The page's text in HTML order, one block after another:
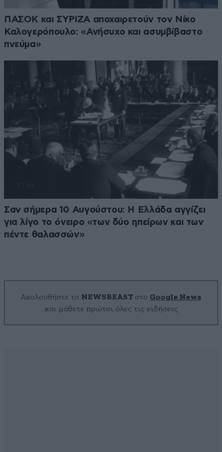
ΠΑΣΟΚ και ΣΥΡΙΖΑ αποχαιρετούν τον Νίκο
Καλογερόπουλο: «Ανήσυχο και ασυμβίβαστο
πνεύμα»
Σαν σήμερα 10 Αυγούστου: Η Ελλάδα αγγίζει
για λίγο το όνειρο «των δύο ηπείρων και των
πέντε θαλασσών»
Ακολουθήστε το NEWSBEAST στο Google News
και μάθετε πρώτοι όλες τις ειδήσεις